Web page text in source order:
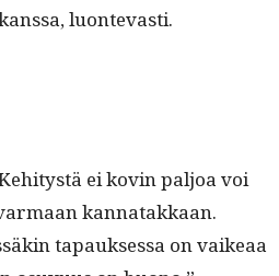
luontevasti.
ei kovin paljoa voi
kan­natakkaan.
tapauk­ses­sa on vaikeaa